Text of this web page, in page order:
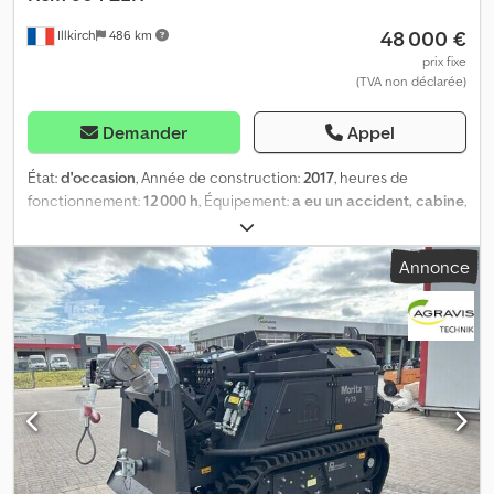
mentionnée sur la facture.
Illkirch 486 km 48 000 €
prix fixe
(TVA non déclarée)
Demander Appel
État:d'occasion, Année de construction:2017, heures de
fonctionnement:12 000 h, Équipement:a eu un accident, cabine,
ref: 260208 ===== MATERIEL BRULE BURNED MATERIAL
VERBRANNTES MATERIAL ===== Référence : 260208 Type :
Debusqueur Marque : HSM Modele : 904Z LH Année : 2017 Heures
: 12 000 Note : Compartiment moteur + cabine brûlé /
Pneumatique arrière neuf / grue PALFINGER Pneumatique
NOKIAN 24,5-32 20P LOG KING LS-2 SF ----- AVERTISSEMENT -----
Matériel brûlé / Burnt material / Verbranntes Material Matériel
vendu pour pièces ou à l'export uniquement. Vente à
professionnels uniquement. Csdpfozkl Uxsx Aqxoha Aucune
garantie, reprise, échange ou remboursement. No warranty,
trade-in, exchange or refund. Keine Garantie, Rücknahme oder
Erstattung. ----- Informations pratiques ----- > Prix de vente hors
Annonce